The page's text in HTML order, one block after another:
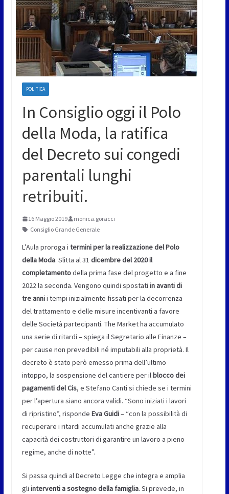
POLITICA
In Consiglio oggi il Polo
della Moda, la ratifica
del Decreto sui congedi
parentali lunghi
retribuiti.
16 Maggio 2019
monica.goracci
Consiglio Grande Generale
L’Aula proroga i termini per la realizzazione del Polo
della Moda. Slitta al 31 dicembre del 2020 il
completamentodella prima fase del progetto e a fine
2022 la seconda. Vengono quindi spostati in avanti di
tre annii tempi inizialmente fissati per la decorrenza
del trattamento e delle misure incentivanti a favore
delle Società partecipanti. The Market ha accumulato
una serie di ritardi – spiega il Segretario alle Finanze –
per cause non prevedibili né imputabili alla proprietà. Il
decreto è stato però emesso prima dell’ultimo
intoppo, la sospensione del cantiere per ilblocco dei
pagamenti del Cis, e Stefano Canti si chiede se i termini
per l’apertura siano ancora validi. “Sono iniziati i lavori
di ripristino”, risponde Eva Guidi– “con la possibilità di
recuperare i ritardi accumulati anche grazie alla
capacità dei costruttori di garantire un lavoro a pieno
regime, anche di notte”.
Si passa quindi al Decreto Legge che integra e amplia
gli interventi a sostegno della famiglia. Si prevede, in